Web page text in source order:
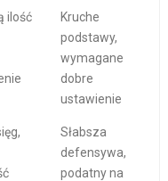
ilość
Kruche
podstawy,
wymagane
dobre
ustawienie
Słabsza
defensywa,
podatny na